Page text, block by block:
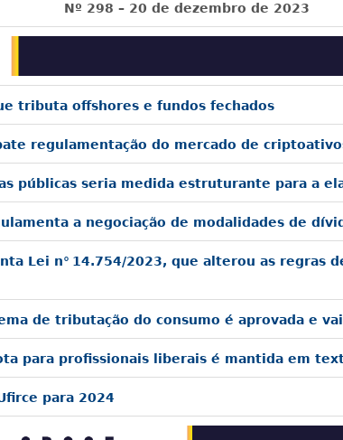
Nº 298 – 20 de dezembro de 2023
tributa offshores e fundos fechados
regulamentação do mercado de
públicas seria medida estruturante para a
a negociação de modalidades de
Lei n° 14.754/2023, que alterou as regras
de tributação do consumo é aprovada e
para profissionais liberais é mantida em
para 2024